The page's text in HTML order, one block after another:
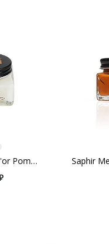
Saphir Medaille D'or Pommadier Neutral